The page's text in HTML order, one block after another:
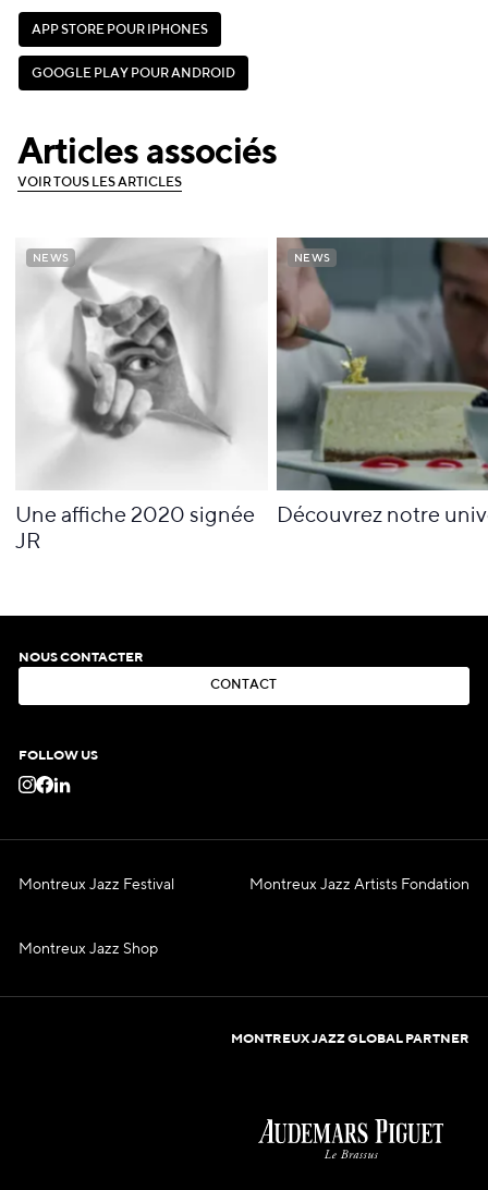
APPST ORE POUR PHON ES
APPSTOREPOURIPHONES
GOOG LE PLAY POURAN DROI D
GOOGLEPLAYPOURANDROID
Articles associés
VOI R OUS LESART CLES
NEWS
NEWS
Une affiche 2020 signée
JR
NEWS
NEWS
Découvrez notre
NOUS CONTACTER
CON TAC
FOLLOW US
Montreux Jazz Festival Montreux Jazz Artists Fondation
Montreux Jazz Shop
MONTREUX JAZZ GLOBAL PARTNER